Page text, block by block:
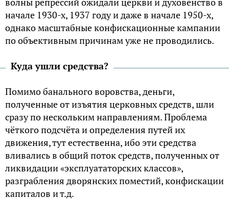
начале 1930-х, 1937 году и даже в начале 1950-х,
однако масштабные конфискационные кампании
по объективным причинам уже не проводились.
Куда ушли средства?
Помимо банального воровства, деньги,
полученные от изъятия церковных средств, шли
сразу по нескольким направлениям. Проблема
чёткого подсчёта и определения путей их
движения, тут естественна, ибо эти средства
вливались в общий поток средств, полученных от
ликвидации «эксплуататорских классов»,
разграбления дворянских поместий, конфискации
капиталов и т.д.